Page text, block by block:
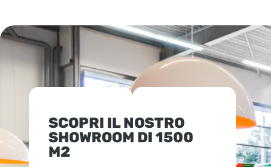
SCOPRI IL NOSTRO
SHOWROOM DI 1500
M2